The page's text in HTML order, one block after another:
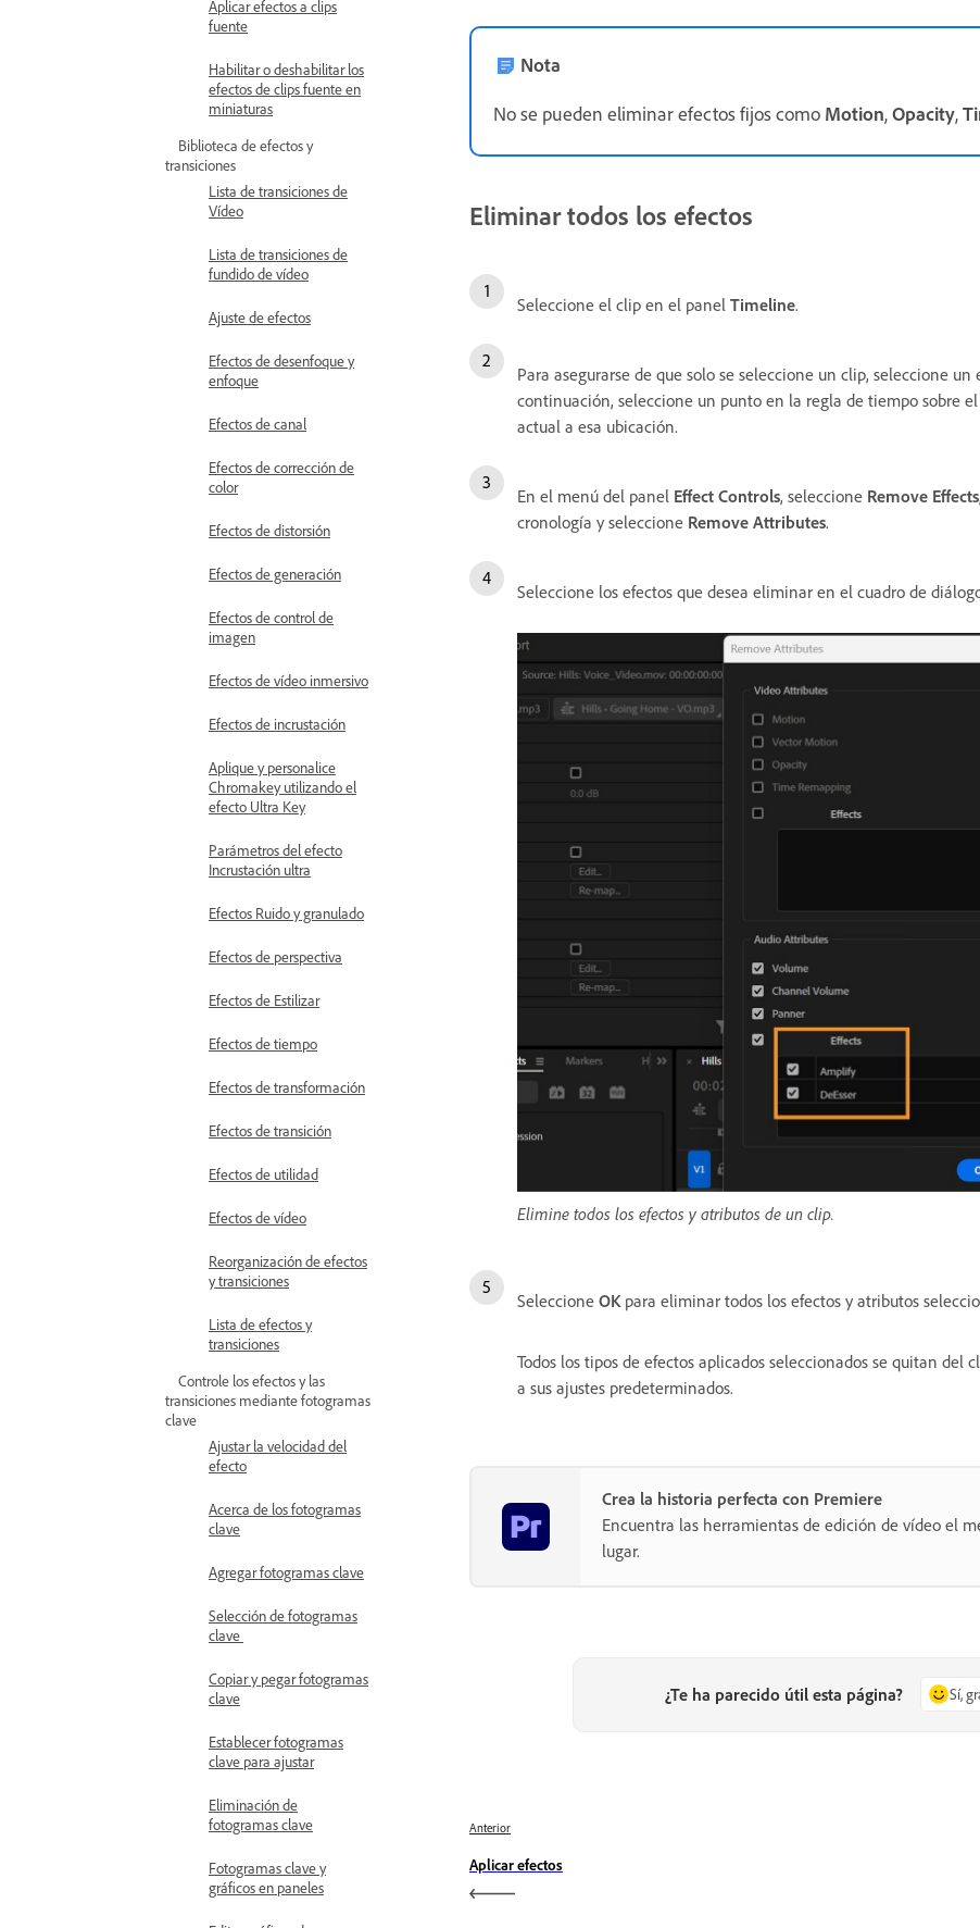
Aplicar efectos a clips
fuente
Habilitar o deshabilitar los
efectos de clips fuente en
miniaturas
Biblioteca de efectos y
transiciones
Lista de transiciones de
Vídeo
Lista de transiciones de
fundido de vídeo
Ajuste de efectos
Efectos de desenfoque y
enfoque
Efectos de canal
Efectos de corrección de
color
Efectos de distorsión
Efectos de generación
Efectos de control de
imagen
Efectos de vídeo inmersivo
Efectos de incrustación
Aplique y personalice
Chromakey utilizando el
efecto Ultra Key
Parámetros del efecto
Incrustación ultra
Efectos Ruido y granulado
Efectos de perspectiva
Efectos de Estilizar
Efectos de tiempo
Efectos de transformación
Efectos de transición
Efectos de utilidad
Efectos de vídeo
Reorganización de efectos
y transiciones
Lista de efectos y
transiciones
Controle los efectos y las
transiciones mediante fotogramas
clave
Ajustar la velocidad del
efecto
Acerca de los fotogramas
clave
Agregar fotogramas clave
Selección de fotogramas
clave
Copiar y pegar fotogramas
clave
Establecer fotogramas
clave para ajustar
Eliminación de
fotogramas clave
Fotogramas clave y
gráficos en paneles
Nota
No se pueden eliminar efectos fijos como Motion,Opacity,
Eliminar todos los efectos
Seleccione el clip en el panel Timeline.
Para asegurarse de que solo se seleccione un clip, seleccione
continuación, seleccione un punto en la regla de tiempo sobre
actual a esa ubicación.
En el menú del panel Effect Controls, seleccione Remove Effects
cronología y seleccione Remove Attributes.
Seleccione los efectos que desea eliminar en el cuadro de
Elimine todos los efectos y atributos de un clip.
Seleccione OKpara eliminar todos los efectos y atributos
Todos los tipos de efectos aplicados seleccionados se quitan del
a sus ajustes predeterminados.
Crea la historia perfecta con Premiere
Encuentra las herramientas de edición de vídeo el
lugar.
¿Te ha parecido útil esta página? Sí,
Anterior
Aplicar efectos